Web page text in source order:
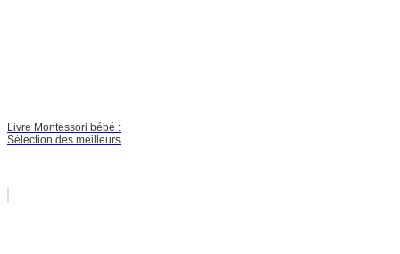
Livre Montessori bébé :
Sélection des meilleurs